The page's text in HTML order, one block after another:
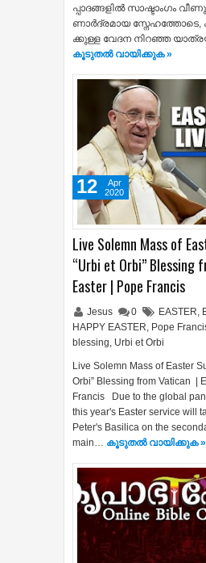
പ്പാ­ദ­ങ്ങളില്‍ സാ­ഷ്ടാം­ഗം
ണാര്‍­ദ്രമാ­യ സ്നേഹ­ത്തോടെ,
ക്കു­ള്ള വേ­ദ­ന നിറ­ഞ്ഞ
കൂടുതൽ‍ വായിക്കുക »
Live Solemn Mass of
“Urbi et Orbi” Blessing
Easter | Pope Francis
Jesus 0 EASTER,
HAPPY EASTER, Pope
blessing, Urbi et Orbi
Live Solemn Mass of Easter
Orbi” Blessing from Vatican |
Francis Due to the global
this year's Easter service will
Peter's Basilica on the
main… കൂടുതൽ‍ വായിക്കുക »
12
Apr
2020